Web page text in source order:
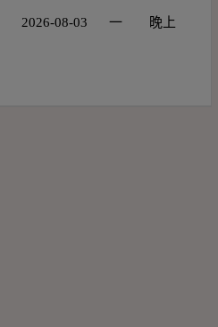
2026-08-03 一 晚上